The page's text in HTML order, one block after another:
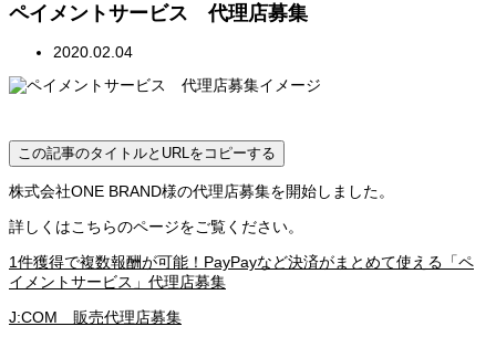
ペイメントサービス 代理店募集
2020.02.04
この記事のタイトルとURLをコピーする
株式会社ONE BRAND様の代理店募集を開始しました。
詳しくはこちらのページをご覧ください。
1件獲得で複数報酬が可能！PayPayなど決済がまとめて使える「ペ
イメントサービス」代理店募集
J:COM 販売代理店募集